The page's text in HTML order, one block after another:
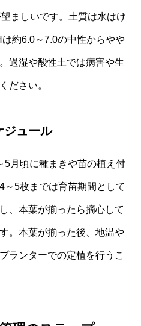
ましいです。土質は水はけ
約6.0～7.0の中性からやや
過湿や酸性土では病害や生
ださい。
ジュール
5月頃に種まきや苗の植え付
～5枚までは育苗期間として
、本葉が揃ったら摘心して
。本葉が揃った後、地温や
ランターでの定植を行うこ